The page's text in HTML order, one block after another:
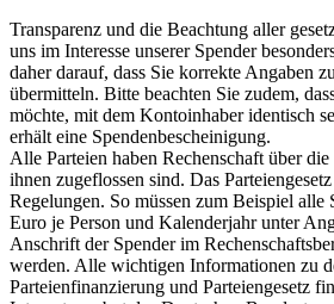
Transparenz und die Beachtung aller
uns im Interesse unserer Spender
daher darauf, dass Sie korrekte Angaben
übermitteln. Bitte beachten Sie zudem,
möchte, mit dem Kontoinhaber identisch
erhält eine Spendenbescheinigung.
Alle Parteien haben Rechenschaft über
ihnen zugeflossen sind. Das
Regelungen. So müssen zum Beispiel alle
Euro je Person und Kalenderjahr unter
Anschrift der Spender im
werden. Alle wichtigen Informationen zu
Parteienfinanzierung und Parteiengesetz